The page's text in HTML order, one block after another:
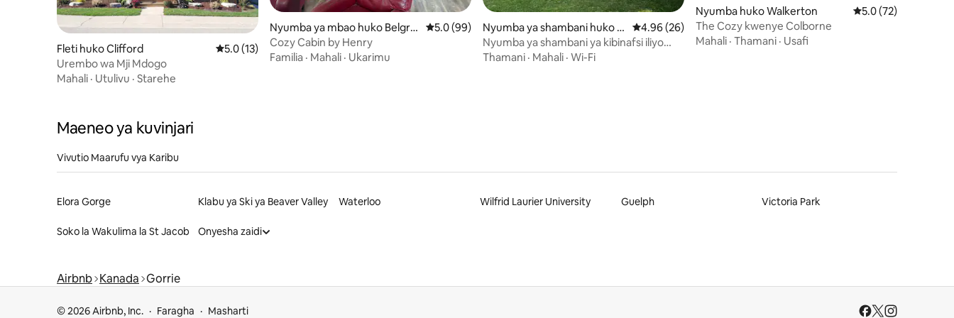
Fleti huko Clifford Ukadiriaji wa wastani wa 5.0 kati ya 5, tathmini 13
5.0 (13)
Urembo wa Mji Mdogo
Mahali · Utulivu · Starehe
Nyumba ya mbao huko Belgra
ve
Ukadiriaji wa wastani wa 5.0 kati ya 5, tathmini 99
5.0 (99)
Cozy Cabin by Henry
Familia · Mahali · Ukarimu
Nyumba ya shambani huko Cl
ifford
Ukadiriaji wa wastani wa 4.96 kati ya 5, tathmini 26
4.96 (26)
Nyumba ya shambani ya kibinafsi iliyo
kando ya ziwa katika Kaunti ya Huron
Thamani · Mahali · Wi-Fi
Nyumba huko Walkerton Ukadiriaji wa
5.0 (72)
The Cozy kwenye Colborne
Mahali · Thamani · Usafi
Maeneo ya kuvinjari
Vivutio Maarufu vya Karibu
Elora Gorge Klabu ya Ski ya Beaver Valley Waterloo Wilfrid Laurier University Guelph Victoria Park
Soko la Wakulima la St Jacob Onyesha zaidi
Airbnb Kanada Gorrie
© 2026 Airbnb, Inc. Faragha Masharti